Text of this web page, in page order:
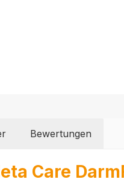
Bewertungen
Care